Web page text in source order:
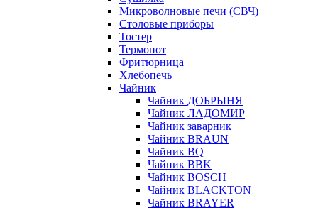
Микроволновые печи (СВЧ)
Столовые приборы
Тостер
Термопот
Фритюрница
Хлебопечь
Чайник
Чайник ДОБРЫНЯ
Чайник ЛАДОМИР
Чайник заварник
Чайник BRAUN
Чайник BQ
Чайник BBK
Чайник BOSCH
Чайник BLACKTON
Чайник BRAYER